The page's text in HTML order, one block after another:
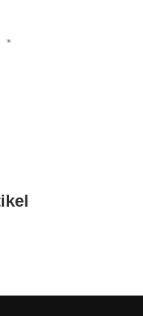
kurz vom Titel,
triumphiert im